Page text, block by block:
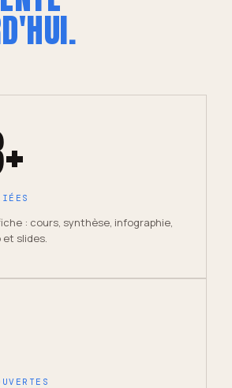
: cours, synthèse, infographie,
slides.